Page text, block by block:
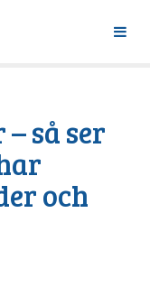
Växla
så ser
och